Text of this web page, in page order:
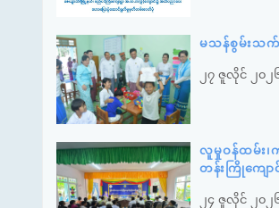
မသန်စွမ်းသက်
၂၇ ဇူလိုင် ၂၀၂
လူမှုဝန်ထမ်း၊
တန်းကြိုကျေ
၂၄ ဇူလိုင် ၂၀၂